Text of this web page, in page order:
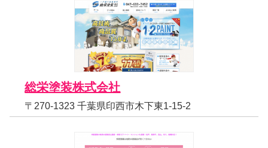
総栄塗装株式会社
〒270-1323 千葉県印西市木下東1-15-2